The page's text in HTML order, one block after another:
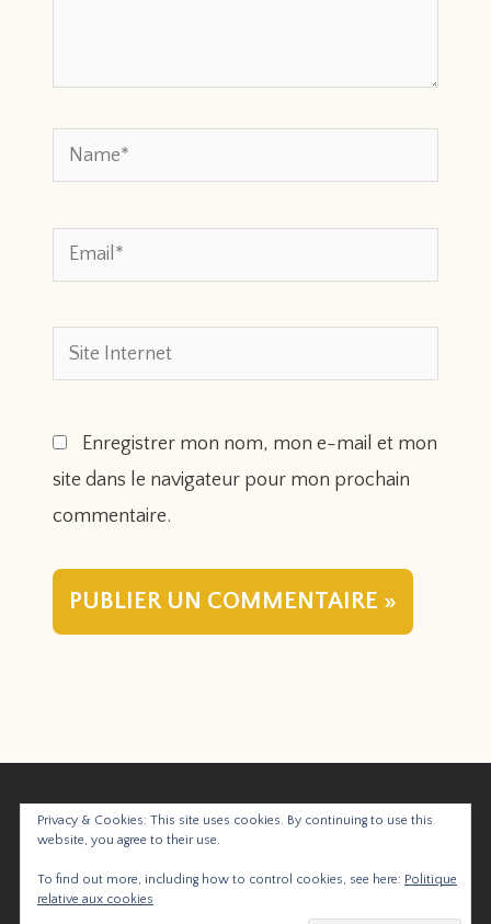
Name*
Email*
Site
Internet
Enregistrer mon nom, mon e-mail et mon
site dans le navigateur pour mon prochain
commentaire.
YouTube
Instagram
CGV
Politique de confidentialité
Privacy & Cookies: This site uses cookies. By continuing to use this
website, you agree to their use.
To find out more, including how to control cookies, see here: Politique
relative aux cookies